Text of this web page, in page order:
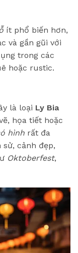
ít phổ biến hơn,
và gần gũi với
trong các
hoặc rustic.
là loại Ly Bia
họa tiết hoặc
hình rất đa
cảnh đẹp,
Oktoberfest,